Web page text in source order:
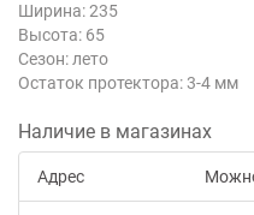
Ширина: 235
Высота: 65
Сезон: лето
Остаток протектора: 3-4 мм
Наличие в магазинах
Адрес